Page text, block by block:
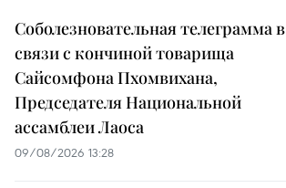
Соболезновательная телеграмма в
связи с кончиной товарища
Сайсомфона Пхомвихана,
Председателя Национальной
ассамблеи Лаоса
09/08/2026 13:28